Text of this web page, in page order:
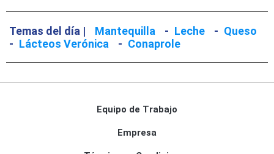
Temas del día | Mantequilla - Leche - Queso
- Lácteos Verónica - Conaprole
Equipo de Trabajo
Empresa